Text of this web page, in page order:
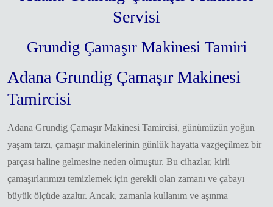
Servisi
Grundig Çamaşır Makinesi Tamiri
Adana Grundig Çamaşır Makinesi
Tamircisi
Adana Grundig Çamaşır Makinesi Tamircisi, günümüzün yoğun
yaşam tarzı, çamaşır makinelerinin günlük hayatta vazgeçilmez bir
parçası haline gelmesine neden olmuştur. Bu cihazlar, kirli
çamaşırlarımızı temizlemek için gerekli olan zamanı ve çabayı
büyük ölçüde azaltır. Ancak, zamanla kullanım ve aşınma